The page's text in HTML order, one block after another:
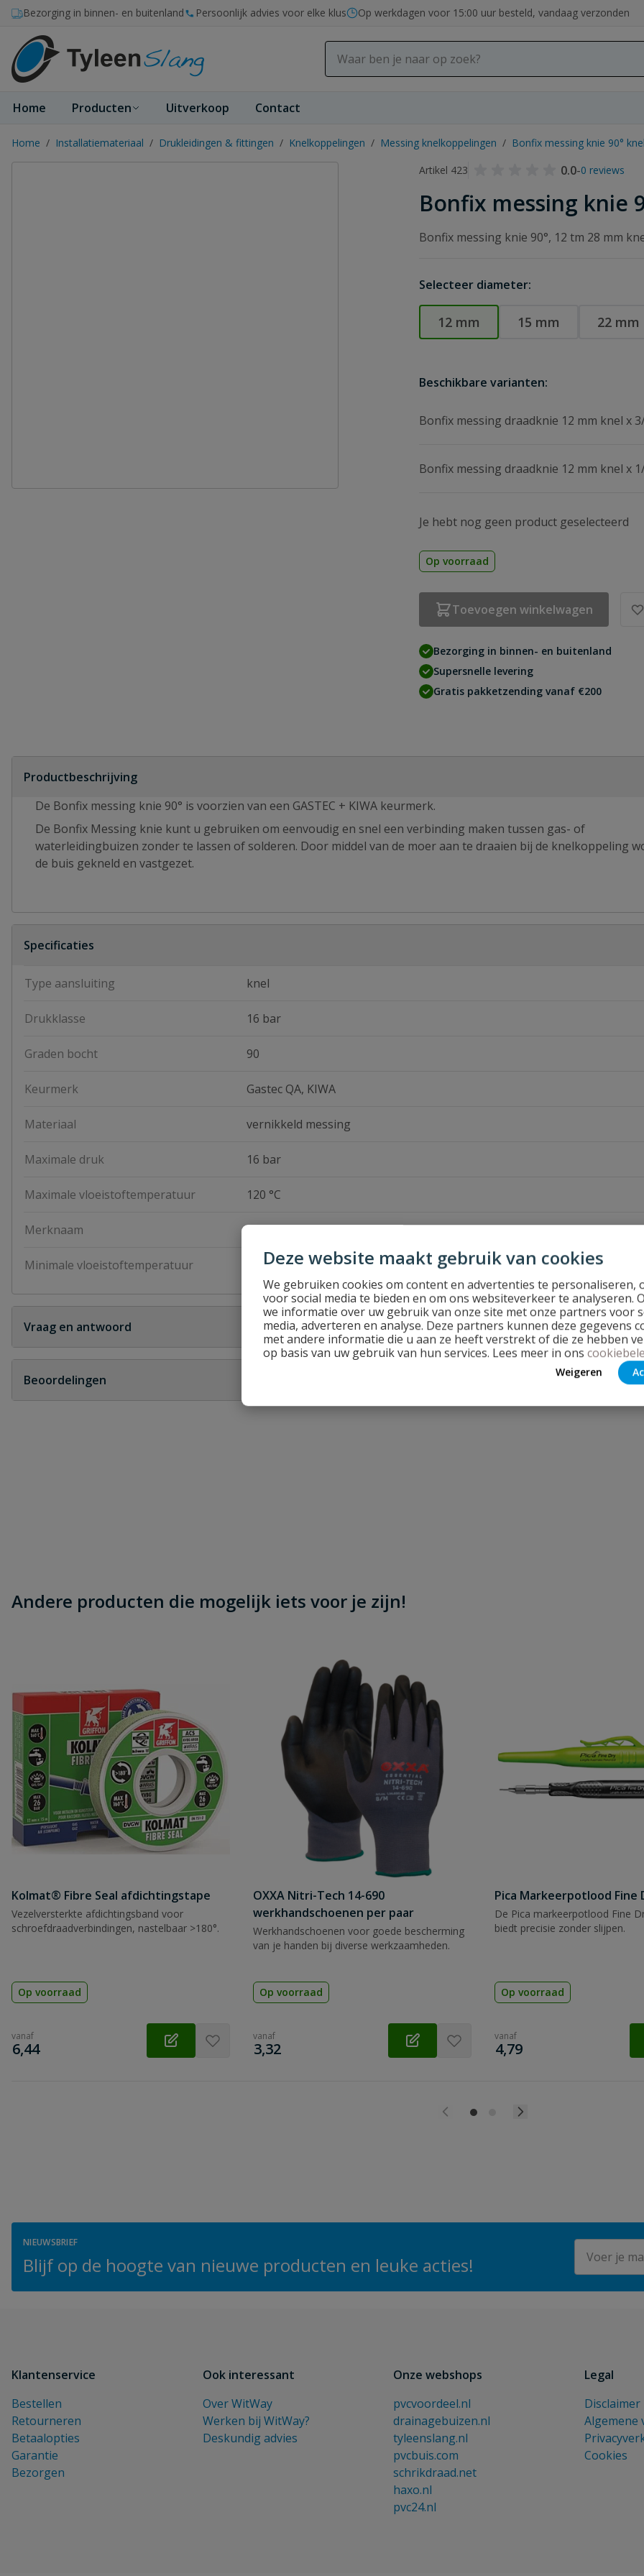
Deze website maakt gebruik van cookies
We gebruiken cookies om content en advertenties te personaliseren,
voor social media te bieden en om ons websiteverkeer te analyseren.
we informatie over uw gebruik van onze site met onze partners voor
media, adverteren en analyse. Deze partners kunnen deze gegevens
met andere informatie die u aan ze heeft verstrekt of die ze hebben
op basis van uw gebruik van hun services. Lees meer in ons
Weigeren
Ga naar de inhoud
Bezorging in binnen- en buitenland Persoonlijk advies voor elke klus Op werkdagen voor 15:00 uur besteld, vandaag verzonden
Home Producten Uitverkoop Contact
Home / Installatiemateriaal / Drukleidingen & fittingen / Knelkoppelingen / Messing knelkoppelingen / Bonfix messing knie 90°
Artikel 423
0.0-0 reviews
Bonfix messing knie
Bonfix messing knie 90°, 12 tm 28 mm
Selecteer diameter:
12 mm 15 mm 22 mm
Beschikbare varianten:
Bonfix messing draadknie 12 mm knel x
Bonfix messing draadknie 12 mm knel x
Je hebt nog geen product geselecteerd
Op voorraad
Toevoegen winkelwagen
Bezorging in binnen- en buitenland
Supersnelle levering
Gratis pakketzending vanaf €200
Productbeschrijving
De Bonfix messing knie 90° is voorzien van een GASTEC + KIWA keurmerk.
De Bonfix Messing knie kunt u gebruiken om eenvoudig en snel een verbinding maken tussen gas- of
waterleidingbuizen zonder te lassen of solderen. Door middel van de moer aan te draaien bij de knelkoppeling
de buis gekneld en vastgezet.
Specificaties
Type aansluiting knel
Drukklasse 16 bar
Graden bocht 90
Keurmerk Gastec QA, KIWA
Materiaal vernikkeld messing
Maximale druk 16 bar
Maximale vloeistoftemperatuur 120 °C
Merknaam Bonfix
Minimale vloeistoftemperatuur -20 °C
Vraag en antwoord
Geen vragen
Beoordelingen
Beoordeling
Beoordeling versturen
Andere producten die mogelijk iets voor je zijn!
Kolmat® Fibre Seal afdichtingstape
Vezelversterkte afdichtingsband voor
schroefdraadverbindingen, nastelbaar >180°.
Op voorraad
vanaf
€
6,44
OXXA Nitri-Tech 14-690
werkhandschoenen per paar
Werkhandschoenen voor goede bescherming
van je handen bij diverse werkzaamheden.
Op voorraad
vanaf
€
3,32
Pica Markeerpotlood Fine
De Pica markeerpotlood Fine
biedt precisie zonder slijpen.
Op voorraad
vanaf
€
4,79
NIEUWSBRIEF
Blijf op de hoogte van nieuwe producten en leuke acties!
Klantenservice
Bestellen
Retourneren
Betaalopties
Garantie
Bezorgen
Ook interessant
Over WitWay
Werken bij WitWay?
Deskundig advies
Onze webshops
pvcvoordeel.nl
drainagebuizen.nl
tyleenslang.nl
pvcbuis.com
schrikdraad.net
haxo.nl
pvc24.nl
Legal
Disclaimer
Algemene
Cookies